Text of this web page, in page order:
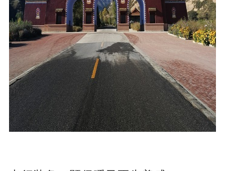
衣，中午可穿短袖及长裙。但要做好防晒。
2、白色长裙及鲜红系列的衣服都是必不可少的，一定会为你旅途
留下最美的倩影，民族服饰及百搭披肩也会为您的旅途增添神秘色
彩。
3、旅途中，水乳防晒缺一不可，帽子，防晒服，百变巾显得尤为
重要。
4、建议自备氧气袋，有些南方的朋友会出现轻微的高原反应，准
备葡萄糖，及简单的感冒药（因为昼夜温差大）